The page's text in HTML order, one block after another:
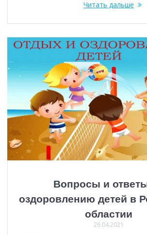
Читать дальше
Вопросы и
оздоровлению детей в
областии
26.04.2021